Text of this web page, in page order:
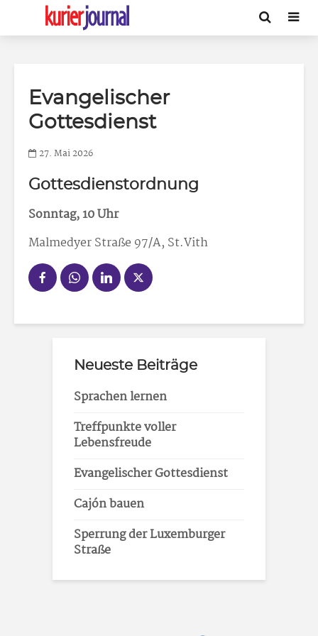
Evangelischer
Gottesdienst
27. Mai 2026
Gottesdienstordnung
Sonntag, 10 Uhr
Malmedyer Straße 97/A, St.Vith
Neueste Beiträge
Sprachen lernen
Treffpunkte voller
Lebensfreude
Evangelischer Gottesdienst
Cajón bauen
Sperrung der Luxemburger
Straße